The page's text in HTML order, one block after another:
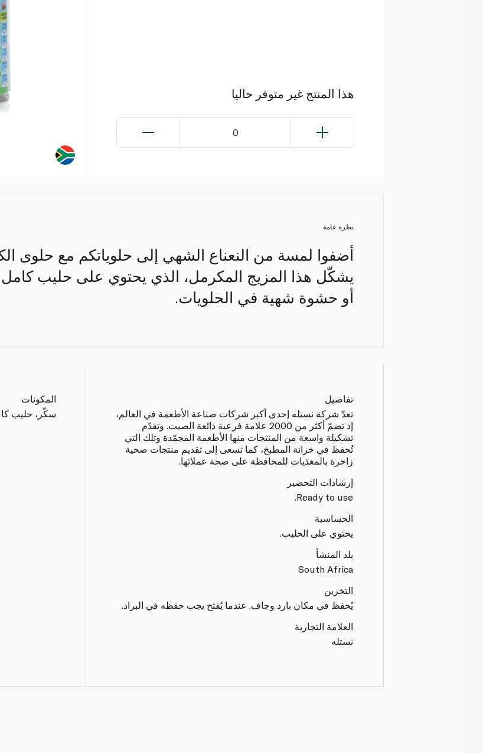
هذا المنتج غير متوفر حاليا
0
نظرة عامة
أضفوا لمسة من النعناع الشهي إلى حلوياتكم مع حلوى
يشكّل هذا المزيج المكرمل، الذي يحتوي على حليب كامل
أو حشوة شهية في الحلويات.
تفاصيل
تعدّ شركة نستله إحدى أكبر شركات صناعة الأطعمة في العالم،
إذ تضمّ أكثر من 2000 علامة فرعية ذائعة الصيت. وتقدّم
تشكيلة واسعة من المنتجات منها الأطعمة المجمّدة وتلك التي
تُحفظ في خزانة المطبخ، كما تسعى إلى تقديم منتجات صحية
زاخرة بالمغذيات للمحافظة على صحة عملائها.
إرشادات التحضير
Ready to use.
الحساسية
يحتوي على الحليب.
بلد المنشأ
South Africa
التخزين
يُحفظ في مكان بارد وجاف. عندما يُفتح يجب حفظه في البراد.
العلامة التجارية
نستله
المكونات
سكّر، حليب